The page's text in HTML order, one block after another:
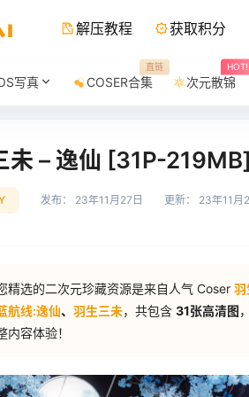
解压教程 获取积分
写真 COSER合集
直链
次元散锦
HOT!
未 – 逸仙 [31P-
发布： 23年11月27日 更新： 23年11月
精选的二次元珍藏资源是来自人气 Coser 羽
航线:逸仙、 羽生三未，共包含 31张高清图
内容体验！